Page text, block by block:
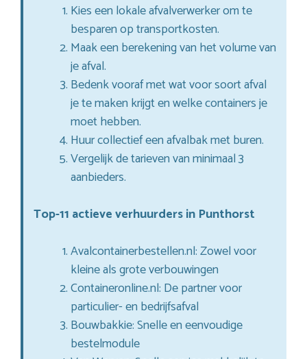
Kies een lokale afvalverwerker om te
besparen op transportkosten.
Maak een berekening van het volume van
je afval.
Bedenk vooraf met wat voor soort afval
je te maken krijgt en welke containers je
moet hebben.
Huur collectief een afvalbak met buren.
Vergelijk de tarieven van minimaal 3
aanbieders.
Top-11 actieve verhuurders in Punthorst
Avalcontainerbestellen.nl: Zowel voor
kleine als grote verbouwingen
Containeronline.nl: De partner voor
particulier- en bedrijfsafval
Bouwbakkie: Snelle en eenvoudige
bestelmodule